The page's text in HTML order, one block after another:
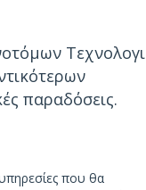
παραδόσεις.
που θα